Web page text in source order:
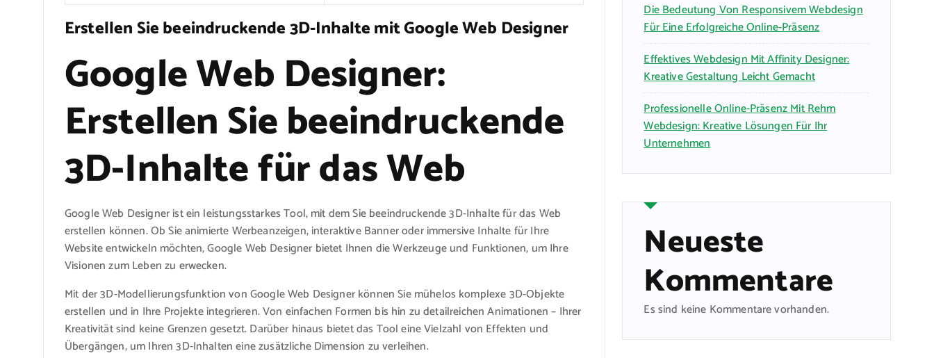
Erstellen Sie beeindruckende 3D-Inhalte mit Google Web Designer
Google Web Designer:
Erstellen Sie beeindruckende
3D-Inhalte für das Web
Google Web Designer ist ein leistungsstarkes Tool, mit dem Sie beeindruckende 3D-Inhalte für das Web
erstellen können. Ob Sie animierte Werbeanzeigen, interaktive Banner oder immersive Inhalte für Ihre
Website entwickeln möchten, Google Web Designer bietet Ihnen die Werkzeuge und Funktionen, um Ihre
Visionen zum Leben zu erwecken.
Mit der 3D-Modellierungsfunktion von Google Web Designer können Sie mühelos komplexe 3D-Objekte
erstellen und in Ihre Projekte integrieren. Von einfachen Formen bis hin zu detailreichen Animationen – Ihrer
Kreativität sind keine Grenzen gesetzt. Darüber hinaus bietet das Tool eine Vielzahl von Effekten und
Übergängen, um Ihren 3D-Inhalten eine zusätzliche Dimension zu verleihen.
Die Bedeutung Von Responsivem Webdesign
Für Eine Erfolgreiche Online-Präsenz
Effektives Webdesign Mit Affinity Designer:
Kreative Gestaltung Leicht Gemacht
Professionelle Online-Präsenz Mit Rehm
Webdesign: Kreative Lösungen Für Ihr
Unternehmen
Neueste
Kommentare
Es sind keine Kommentare vorhanden.